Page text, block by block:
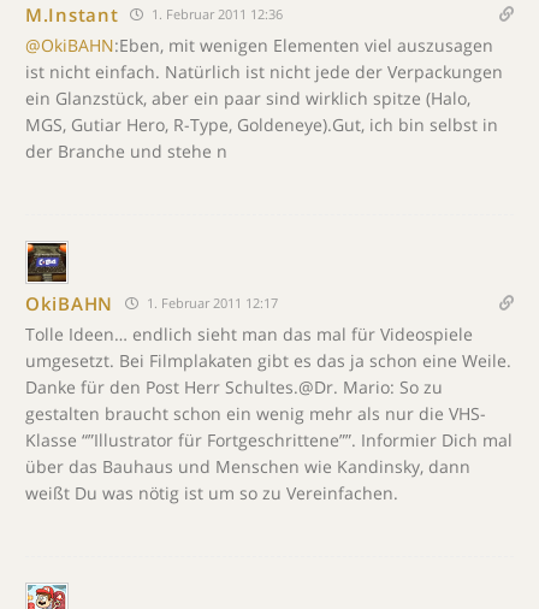
M.Instant 1. Februar 2011 12:36
@OkiBAHN:Eben, mit wenigen Elementen viel auszusagen
ist nicht einfach. Natürlich ist nicht jede der Verpackungen
ein Glanzstück, aber ein paar sind wirklich spitze (Halo,
MGS, Gutiar Hero, R-Type, Goldeneye).Gut, ich bin selbst in
der Branche und stehe n
OkiBAHN 1. Februar 2011 12:17
Tolle Ideen… endlich sieht man das mal für Videospiele
umgesetzt. Bei Filmplakaten gibt es das ja schon eine Weile.
Danke für den Post Herr Schultes.@Dr. Mario: So zu
gestalten braucht schon ein wenig mehr als nur die VHS-
Klasse “”Illustrator für Fortgeschrittene””. Informier Dich mal
über das Bauhaus und Menschen wie Kandinsky, dann
weißt Du was nötig ist um so zu Vereinfachen.